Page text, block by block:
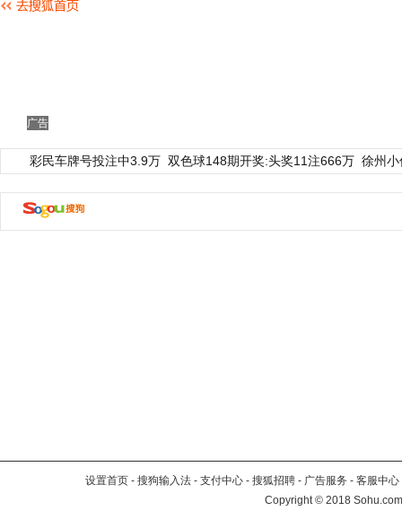
广告
彩民车牌号投注中3.9万 双色球148期开奖:头奖11注666万 徐州
设置首页 - 搜狗输入法 - 支付中心 - 搜狐招聘 - 广告服务 - 客服中心
Copyright©2018